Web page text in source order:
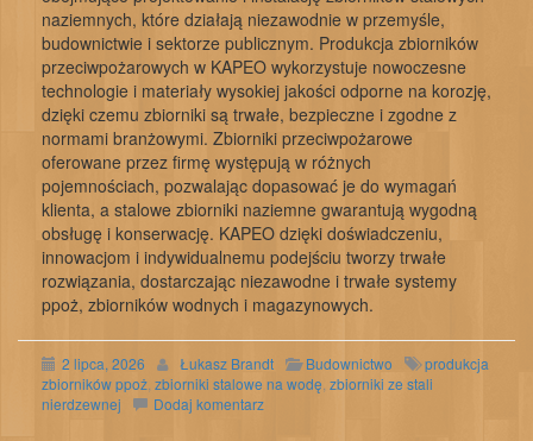
naziemnych, które działają niezawodnie w przemyśle,
budownictwie i sektorze publicznym. Produkcja zbiorników
przeciwpożarowych w KAPEO wykorzystuje nowoczesne
technologie i materiały wysokiej jakości odporne na korozję,
dzięki czemu zbiorniki są trwałe, bezpieczne i zgodne z
normami branżowymi. Zbiorniki przeciwpożarowe
oferowane przez firmę występują w różnych
pojemnościach, pozwalając dopasować je do wymagań
klienta, a stalowe zbiorniki naziemne gwarantują wygodną
obsługę i konserwację. KAPEO dzięki doświadczeniu,
innowacjom i indywidualnemu podejściu tworzy trwałe
rozwiązania, dostarczając niezawodne i trwałe systemy
ppoż, zbiorników wodnych i magazynowych.
2 lipca, 2026 Łukasz Brandt Budownictwo
produkcja
zbiorników ppoż zbiorniki stalowe na wodę zbiorniki ze stali
nierdzewnej
Dodaj komentarz